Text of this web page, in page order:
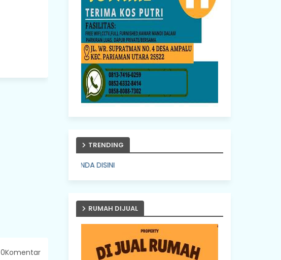
0Komentar
TRENDING
RUMAH DIJUAL